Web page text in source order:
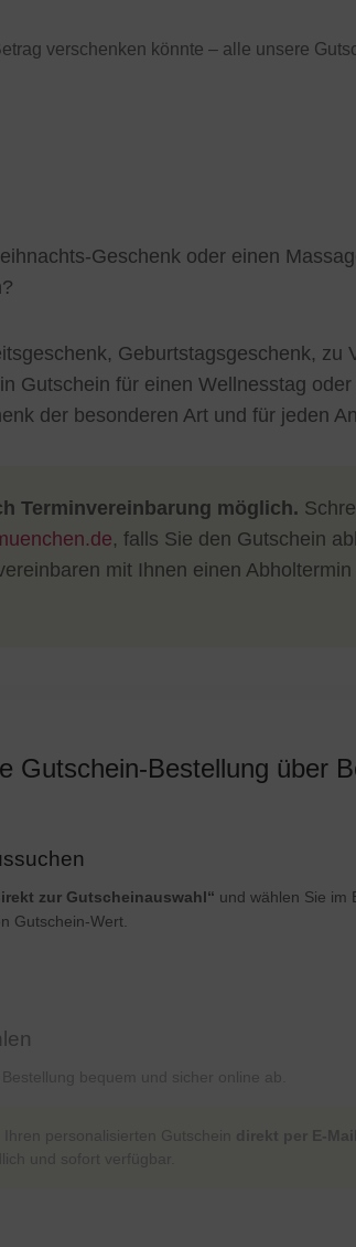
verschenken könnte – alle unsere
Geschenk oder einen
Geburtstagsgeschenk, zu
Gutschein für einen Wellnesstag oder
der besonderen Art und für jeden
Terminvereinbarung möglich.
, falls Sie den Gutschein
mit Ihnen einen Abholtermin
Gutschein-Bestellung über
zur Gutscheinauswahl“ und wählen Sie im
Gutschein-Wert.